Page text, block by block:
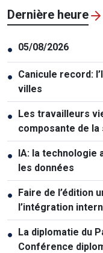
Dernière heure
● 05/08/2026
● Canicule record:
villes
● Les travailleurs
composante de
développement
● IA: la technologie
les données
● Faire de l’édition
l’intégration
● La diplomatie du
Conférence